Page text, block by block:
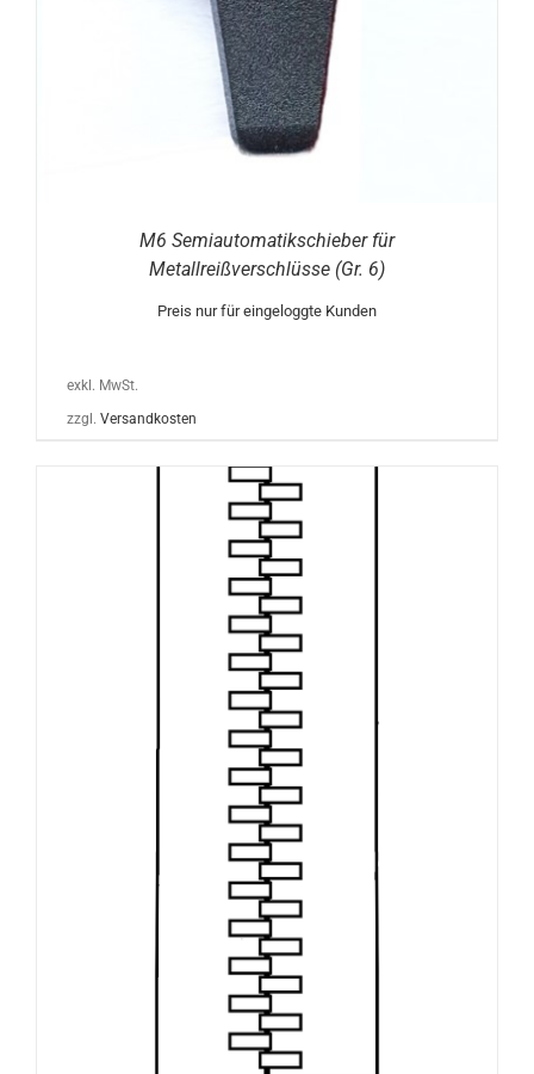
M6 Semiautomatikschieber für
Metallreißverschlüsse (Gr. 6)
Preis nur für eingeloggte Kunden
exkl. MwSt.
zzgl. Versandkosten